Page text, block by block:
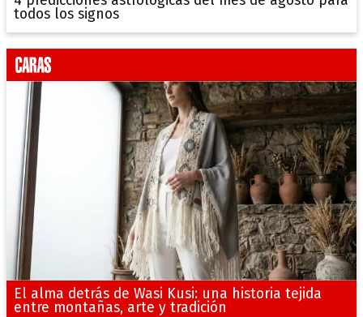
todos los signos
El alma detrás de Wasi Kusi: una historia tejida
entre montañas, arte y tradición